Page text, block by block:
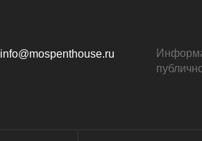
info@mospenthouse.ru